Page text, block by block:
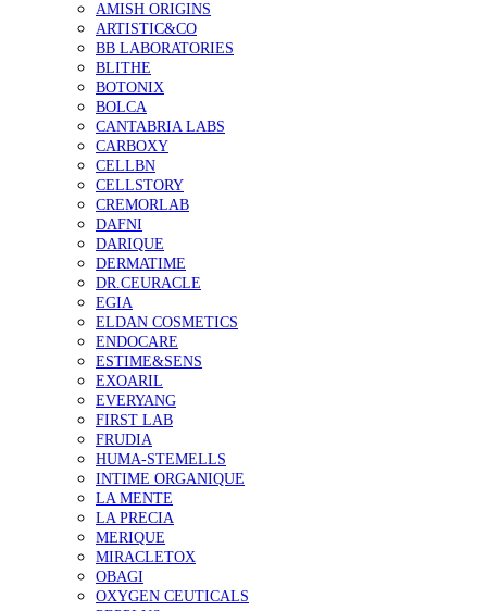
AMISH ORIGINS
ARTISTIC&CO
BB LABORATORIES
BLITHE
BOTONIX
BOLCA
CANTABRIA LABS
CARBOXY
CELLBN
CELLSTORY
CREMORLAB
DAFNI
DARIQUE
DERMATIME
DR.CEURACLE
EGIA
ELDAN COSMETICS
ENDOCARE
ESTIME&SENS
EXOARIL
EVERYANG
FIRST LAB
FRUDIA
HUMA-STEMELLS
INTIME ORGANIQUE
LA MENTE
LA PRECIA
MERIQUE
MIRACLETOX
OBAGI
OXYGEN CEUTICALS